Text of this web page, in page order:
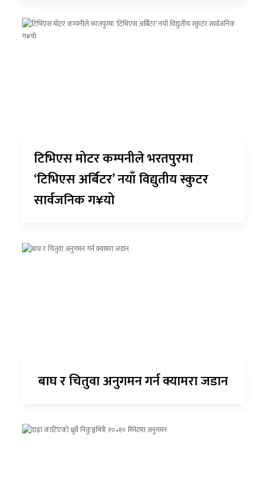
टिभिएस मोटर कम्पनीले भरतपुरमा
‘टिभिएस अर्बिटर’ नयाँ विद्युतीय स्कुटर
सार्वजनिक ग¥यो
बाघ र चितुवा अनुगमन गर्न क्यामरा जडान